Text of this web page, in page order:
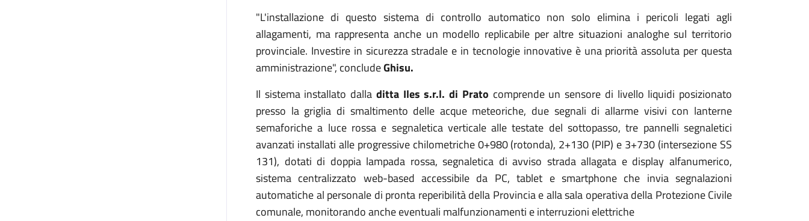
"L'installazione di questo sistema di controllo automatico non solo elimina i pericoli legati agli
allagamenti, ma rappresenta anche un modello replicabile per altre situazioni analoghe sul territorio
provinciale. Investire in sicurezza stradale e in tecnologie innovative è una priorità assoluta per questa
amministrazione", concludeGhisu.
Il sistema installato dalla ditta Iles s.r.l. di Prato comprende un sensore di livello liquidi posizionato
presso la griglia di smaltimento delle acque meteoriche, due segnali di allarme visivi con lanterne
semaforiche a luce rossa e segnaletica verticale alle testate del sottopasso, tre pannelli segnaletici
avanzati installati alle progressive chilometriche 0+980 (rotonda), 2+130 (PIP) e 3+730 (intersezione SS
131), dotati di doppia lampada rossa, segnaletica di avviso strada allagata e display alfanumerico,
sistema centralizzato web-based accessibile da PC, tablet e smartphone che invia segnalazioni
automatiche al personale di pronta reperibilità della Provincia e alla sala operativa della Protezione Civile
comunale, monitorando anche eventuali malfunzionamenti e interruzioni elettriche